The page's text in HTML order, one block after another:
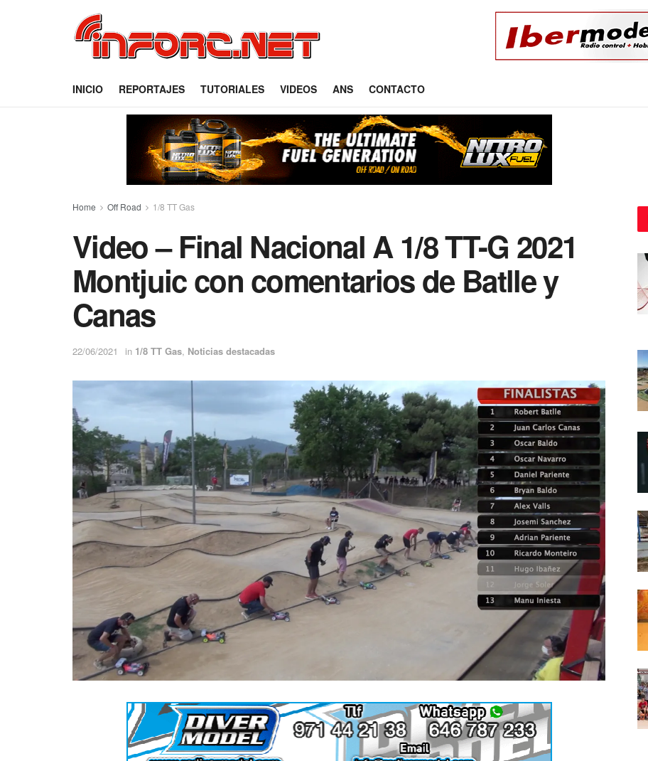
INICIO REPORTAJES TUTORIALES VIDEOS ANS CONTACTO
Home Off Road 1/8 TT Gas
Video – Final Nacional A 1/8 TT-G 2021
Montjuic con comentarios de Batlle y
Canas
22/06/2021 in 1/8 TT Gas, Noticias destacadas